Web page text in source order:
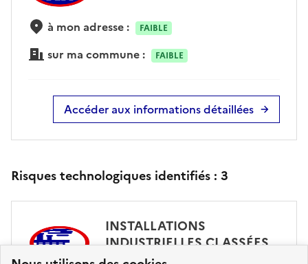
à mon adresse : FAIBLE
sur ma commune : FAIBLE
Accéder aux informations détaillées
Risques technologiques identifiés : 3
INSTALLATIONS
INDUSTRIELLES CLASSÉES
(ICPE)